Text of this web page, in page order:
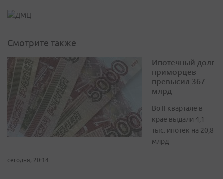
Смотрите также
Ипотечный долг
приморцев
превысил 367
млрд
Во II квартале в
крае выдали 4,1
тыс. ипотек на 20,8
млрд
сегодня, 20:14